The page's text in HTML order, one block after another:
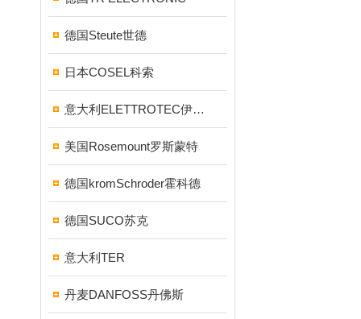
德国Steute世德
日本COSEL科索
意大利ELETTROTEC伊莱科
美国Rosemount罗斯蒙特
德国kromSchroder霍科德
德国SUCO苏克
意大利TER
丹麦DANFOSS丹佛斯